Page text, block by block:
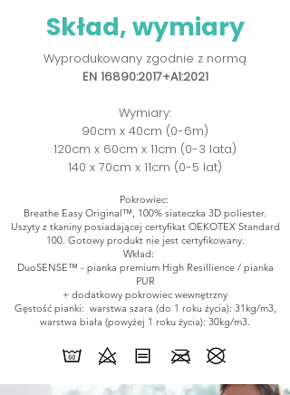
Skład, wymiary
Wyprodukowany zgodnie z normą
EN 16890:2017+A1:2021
Wymiary:
90cm x 40cm (0-6m)
120cm x 60cm x 11cm (0-3 lata)
140 x 70cm x 11cm (0-5 lat)
Pokrowiec:
Breathe Easy Original™, 100% siateczka 3D poliester.
Uszyty z tkaniny posiadającej certyfikat OEKOTEX Standard
100. Gotowy produkt nie jest certyfikowany.
Wkład:
DuoSENSE™ - pianka premium High Resillience / pianka
PUR
+ dodatkowy pokrowiec wewnętrzny
Gęstość pianki: warstwa szara (do 1 roku życia): 31kg/m3,
warstwa biała (powyżej 1 roku życia): 30kg/m3.